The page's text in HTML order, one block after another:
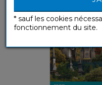
* sauf les cookies
fonctionnement du site.